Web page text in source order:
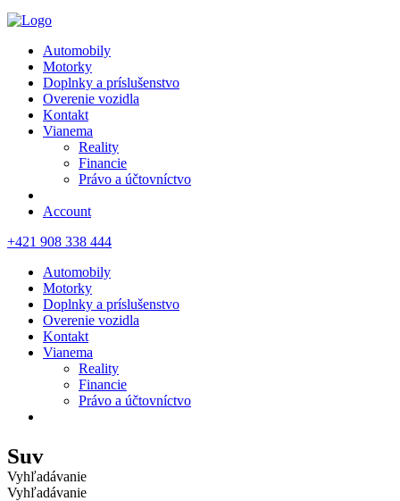
Automobily
Motorky
Doplnky a príslušenstvo
Overenie vozidla
Kontakt
Vianema
Reality
Financie
Právo a účtovníctvo
Account
+421 908 338 444
Automobily
Motorky
Doplnky a príslušenstvo
Overenie vozidla
Kontakt
Vianema
Reality
Financie
Právo a účtovníctvo
Suv
Vyhľadávanie
Vyhľadávanie